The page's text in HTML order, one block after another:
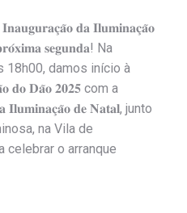
𝐝𝐚 𝐈𝐥𝐮𝐦𝐢𝐧𝐚𝐜̧𝐚̃𝐨
𝐬𝐞𝐠𝐮𝐧𝐝𝐚! Na
18h00, damos início à
𝐝𝐨 𝐃𝐚̃𝐨 𝟐𝟎𝟐𝟓 com a
𝐝𝐞 𝐍𝐚𝐭𝐚𝐥, junto
na Vila de
celebrar o arranque